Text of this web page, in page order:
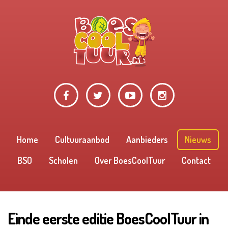
Home Cultuuraanbod Aanbieders
Nieuws
BSO
Scholen Over BoesCoolTuur Contact
Einde eerste editie BoesCoolTuur in